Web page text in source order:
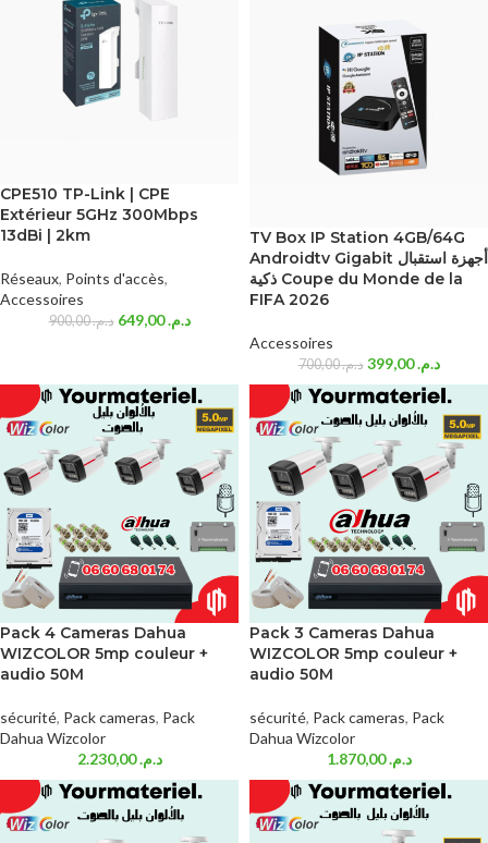
CPE510 TP-Link | CPE
Extérieur 5GHz 300Mbps
13dBi | 2km
Réseaux, Points d'accès,
Accessoires
د.م.900,00 د.م.649,00
TV Box IP Station 4GB/64G
Androidtv Gigabit أجهزة استقبال
ذكية Coupe du Monde de la
FIFA 2026
Accessoires
د.م.700,00 د.م.399,00
Pack 4 Cameras Dahua
WIZCOLOR 5mp couleur +
audio 50M
sécurité, Pack cameras, Pack
Dahua Wizcolor
د.م.2.230,00
Pack 3 Cameras Dahua
WIZCOLOR 5mp couleur +
audio 50M
sécurité, Pack cameras, Pack
Dahua Wizcolor
د.م.1.870,00